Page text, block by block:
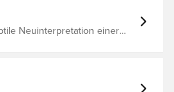
Neuinterpretation einer
PUMA Branding-